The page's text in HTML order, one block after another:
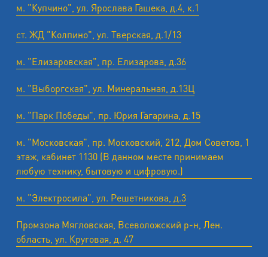
м. "Купчино", ул. Ярослава Гашека, д.4, к.1
ст. ЖД "Колпино", ул. Тверская, д.1/13
м. "Елизаровская", пр. Елизарова, д.36
м. "Выборгская", ул. Минеральная, д.13Ц
м. "Парк Победы", пр. Юрия Гагарина, д.15
м. "Московская", пр. Московский, 212, Дом Советов, 1
этаж, кабинет 1130 (В данном месте принимаем
любую технику, бытовую и цифровую.)
м. "Электросила", ул. Решетникова, д.3
Промзона Мягловская, Всеволожский р-н, Лен.
область, ул. ​Круговая, д. 47